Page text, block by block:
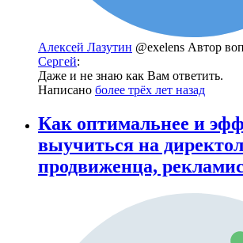
Алексей Лазутин @exelens Автор
Сергей:
Даже и не знаю как Вам ответить.
Написано более трёх лет назад
Как оптимальнее и
выучиться на
продвиженца,